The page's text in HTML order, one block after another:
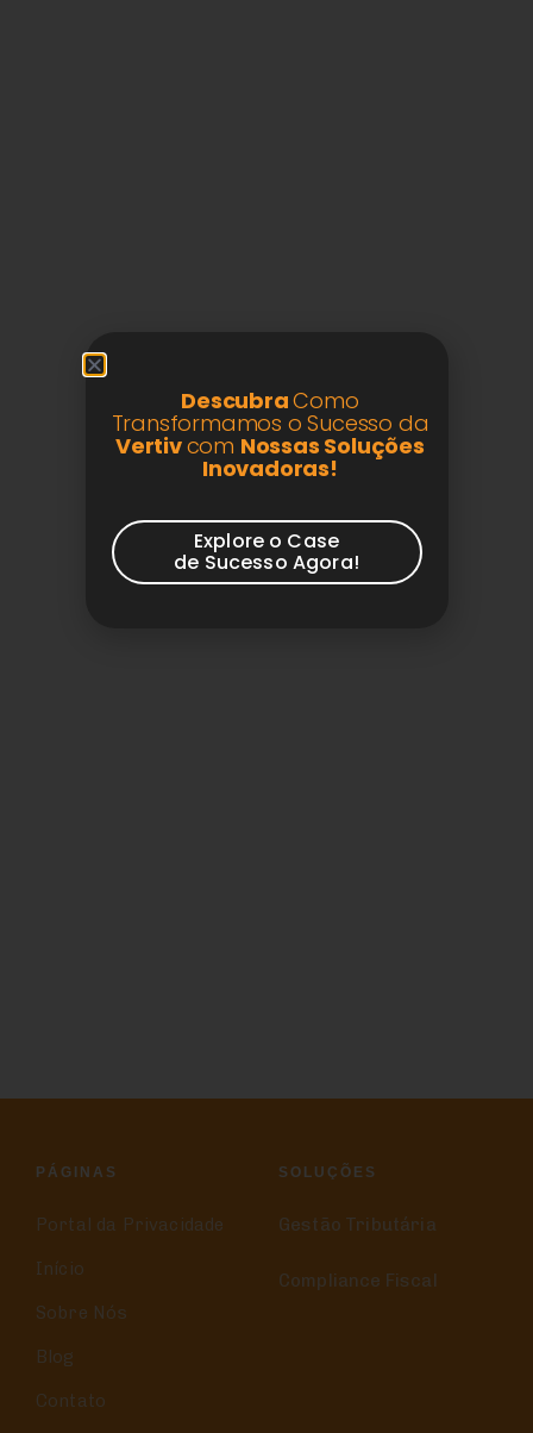
PÁGINAS
Portal da Privacidade
Início
Sobre Nós
Blog
Contato
SOLUÇÕES
Gestão Tributária
Compliance Fiscal
DescubraComo
Transformamos o Sucesso da
Vertivcom Nossas Soluções
Inovadoras!
Explore o Case
de Sucesso Agora!